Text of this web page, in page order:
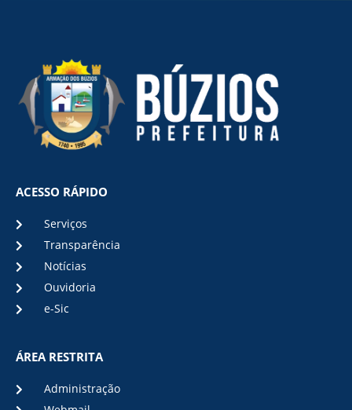
ACESSO RÁPIDO
Serviços
Transparência
Notícias
Ouvidoria
e-Sic
ÁREA RESTRITA
Administração